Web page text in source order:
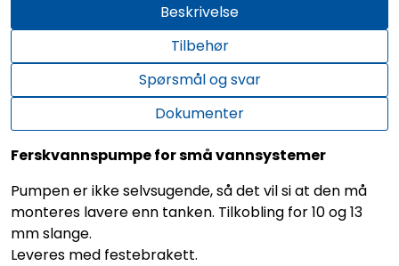
Beskrivelse
Tilbehør
Spørsmål og svar
Dokumenter
Ferskvannspumpe for små vannsystemer
Pumpen er ikke selvsugende, så det vil si at den må
monteres lavere enn tanken. Tilkobling for 10 og 13
mm slange.
Leveres med festebrakett.